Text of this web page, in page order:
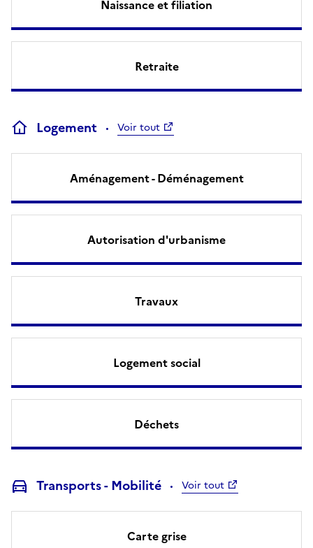
Naissance et filiation
Retraite
Logement Voir tout
Aménagement - Déménagement
Autorisation d'urbanisme
Travaux
Logement social
Déchets
Transports - Mobilité Voir tout
Carte grise